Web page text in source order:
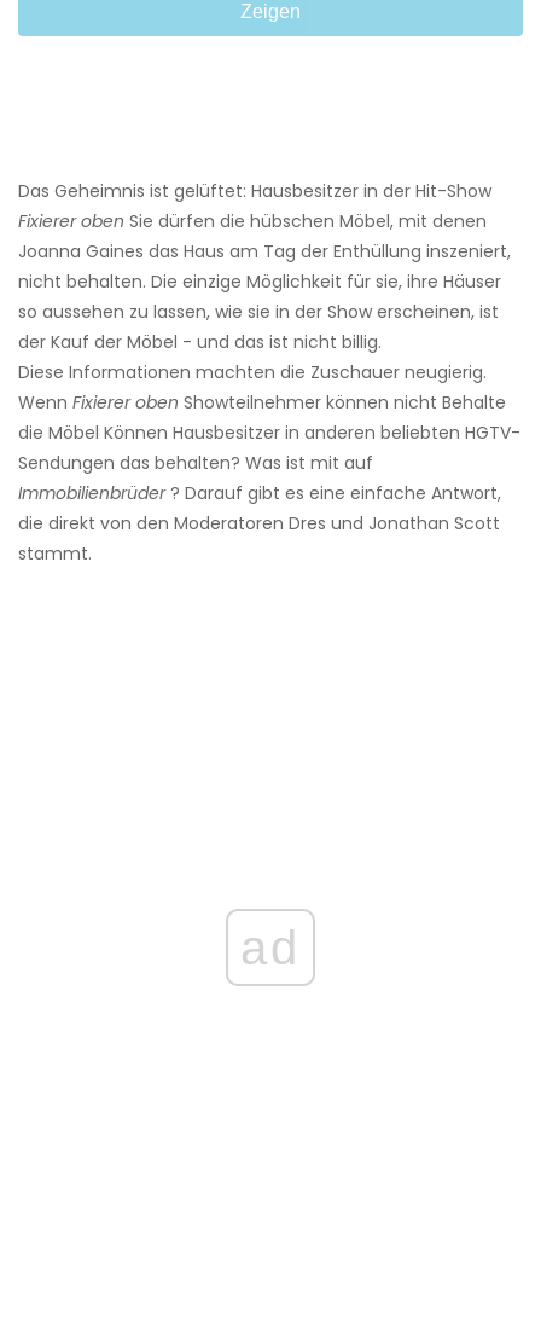
Zeigen
Das Geheimnis ist gelüftet: Hausbesitzer in der Hit-Show
Fixierer oben Sie dürfen die hübschen Möbel, mit denen
Joanna Gaines das Haus am Tag der Enthüllung inszeniert,
nicht behalten. Die einzige Möglichkeit für sie, ihre Häuser
so aussehen zu lassen, wie sie in der Show erscheinen, ist
der Kauf der Möbel - und das ist nicht billig.
Diese Informationen machten die Zuschauer neugierig.
Wenn Fixierer oben Showteilnehmer können nicht Behalte
die Möbel Können Hausbesitzer in anderen beliebten HGTV-
Sendungen das behalten? Was ist mit auf
Immobilienbrüder? Darauf gibt es eine einfache Antwort,
die direkt von den Moderatoren Dres und Jonathan Scott
stammt.
ad